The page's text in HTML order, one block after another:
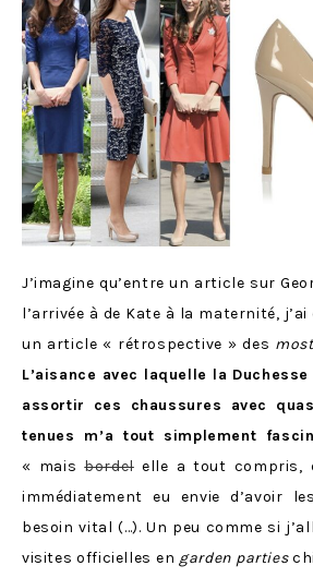
J’imagine qu’entre un article sur
l’arrivée à de Kate à la maternité,
un article « rétrospective » des
L’aisance avec laquelle la
assortir ces chaussures avec
tenues m’a tout simplement
« maisbordelelle a tout compris,
immédiatement eu envie d’avoir
besoin vital (…). Un peu comme si
visites officielles en garden parties